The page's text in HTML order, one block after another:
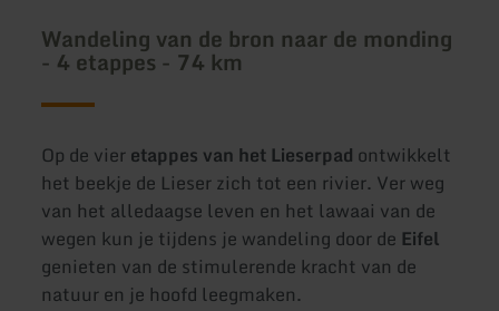
Wandeling van de bron naar de monding
- 4 etappes - 74 km
Op de vieretappes van het Lieserpad ontwikkelt
het beekje de Lieser zich tot een rivier. Ver weg
van het alledaagse leven en het lawaai van de
wegen kun je tijdens je wandeling door de Eifel
genieten van de stimulerende kracht van de
natuur en je hoofd leegmaken.